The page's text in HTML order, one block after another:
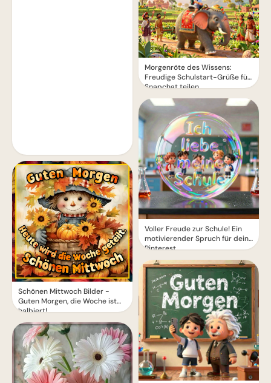
Schönen Mittwoch Bilder -
Guten Morgen, die Woche ist
halbiert!
Morgenröte des Wissens:
Freudige Schulstart-Grüße für
Snapchat teilen
Voller Freude zur Schule! Ein
motivierender Spruch für dein
Pinterest